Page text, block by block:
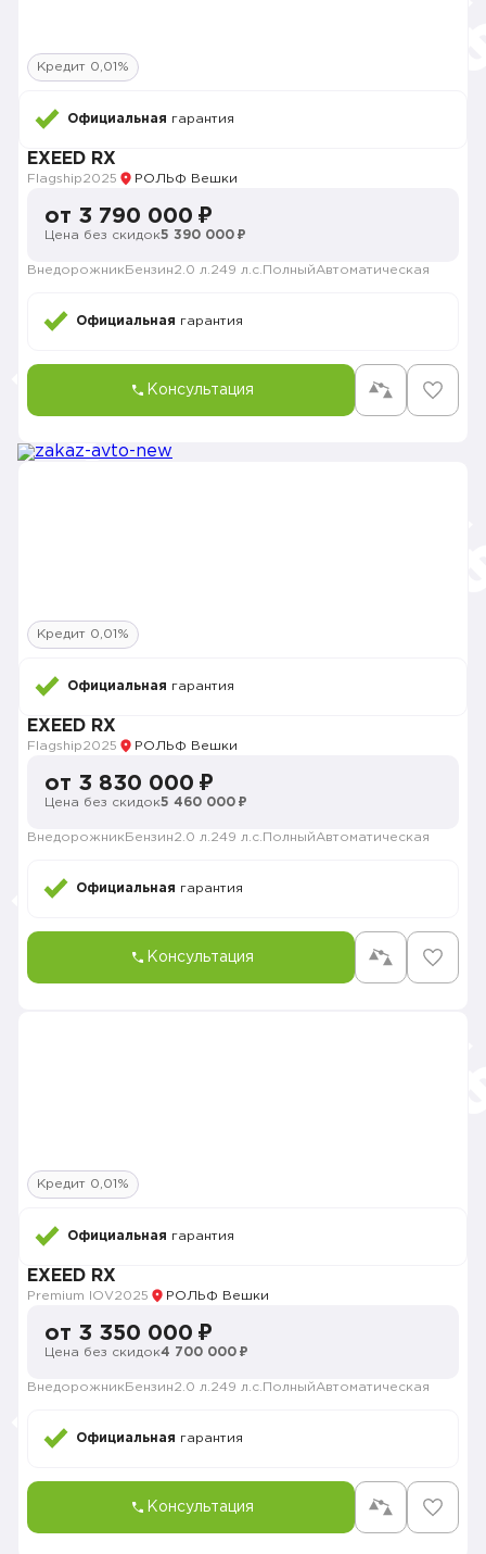
Кредит 0,01%
Официальная гарантия
EXEED RX
Flagship2025 РОЛЬФ Вешки
от 3 790 000 ₽
Цена без скидок5 390 000 ₽
Внедорожник Бензин2.0 л. 249 л.с. ПолныйАвтоматическая
Официальная гарантия
Консультация
Кредит 0,01%
Официальная гарантия
EXEED RX
Flagship2025 РОЛЬФ Вешки
от 3 830 000 ₽
Цена без скидок5 460 000 ₽
Внедорожник Бензин2.0 л. 249 л.с. ПолныйАвтоматическая
Официальная гарантия
Консультация
Кредит 0,01%
Официальная гарантия
EXEED RX
Premium IOV2025 РОЛЬФ Вешки
от 3 350 000 ₽
Цена без скидок4 700 000 ₽
Внедорожник Бензин2.0 л. 249 л.с. ПолныйАвтоматическая
Официальная гарантия
Консультация